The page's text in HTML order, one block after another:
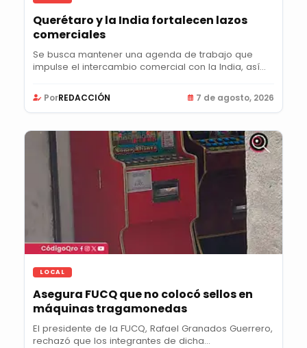
Querétaro y la India fortalecen lazos
comerciales
Se busca mantener una agenda de trabajo que
impulse el intercambio comercial con la India, así
PorREDACCIÓN 7 de agosto, 2026
LOCAL
Asegura FUCQ que no colocó sellos en
máquinas tragamonedas
El presidente de la FUCQ, Rafael Granados Guerrero,
rechazó que los integrantes de dicha...